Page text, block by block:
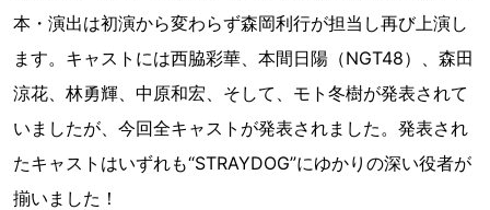
本・演出は初演から変わらず森岡利行が担当し再び上演し
ます。キャストには西脇彩華、本間日陽（NGT48）、森田
涼花、林勇輝、中原和宏、そして、モト冬樹が発表されて
いましたが、今回全キャストが発表されました。発表され
たキャストはいずれも“STRAYDOG”にゆかりの深い役者が
揃いました！